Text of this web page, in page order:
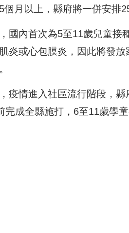
個月以上，縣府將一併安排
國內首次為5至11歲兒童接
炎或心包膜炎，因此將發
疫情進入社區流行階段，
完成全縣施打，6至11歲學